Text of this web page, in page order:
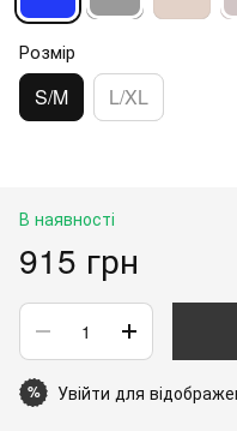
Розмір
S/M L/XL
В наявності
915 грн
% Увійти для